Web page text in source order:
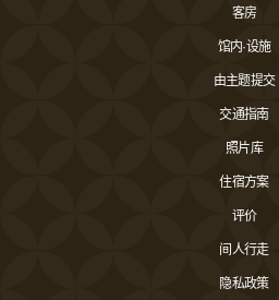
客房
馆内·设施
由主题提交
交通指南
照片库
住宿方案
评价
间人行走
隐私政策